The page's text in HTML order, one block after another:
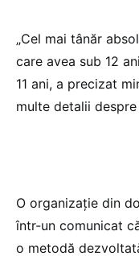
„Cel mai tânăr
care avea sub 12
11 ani, a precizat
multe detalii
O organizaţie din
într-un comunicat
o metodă